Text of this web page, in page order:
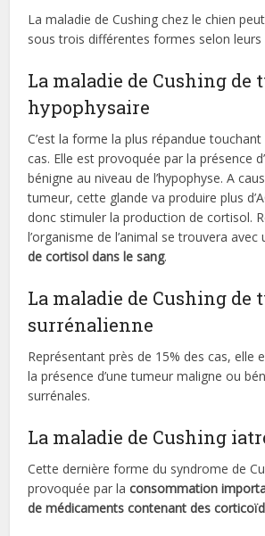
La maladie de Cushing chez le chien
sous trois différentes formes selon leurs
La maladie de Cushing de
hypophysaire
C’est la forme la plus répandue
cas. Elle est provoquée par la présence
bénigne au niveau de l’hypophyse. A
tumeur, cette glande va produire plus
donc stimuler la production de cortisol.
l’organisme de l’animal se trouvera avec
de cortisol dans le sang.
La maladie de Cushing de
surrénalienne
Représentant près de 15% des cas, elle
la présence d’une tumeur maligne ou
surrénales.
La maladie de Cushing
Cette dernière forme du syndrome de
provoquée par laconsommation
de médicaments contenant des